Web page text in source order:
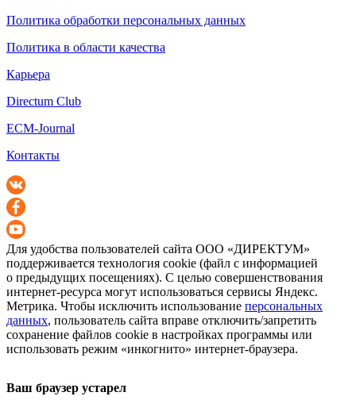
Политика обработки персональных данных
Политика в области качества
Карьера
Directum Club
ECM-Journal
Контакты
Для удобства пользователей сайта ООО «ДИРЕКТУМ»
поддерживается технология cookie (файл с информацией
о предыдущих посещениях). С целью совершенствования
интернет-ресурса могут использоваться сервисы Яндекс.
Метрика. Чтобы исключить использование персональных
данных, пользователь сайта вправе отключить/запретить
сохранение файлов cookie в настройках программы или
использовать режим «инкогнито» интернет-браузера.
Ваш браузер устарел